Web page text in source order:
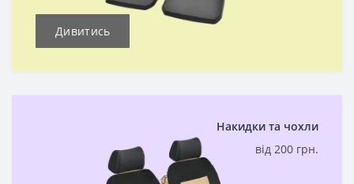
Дивитись
Накидки та чохли
від 200 грн.